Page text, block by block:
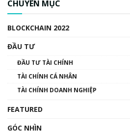
00:02:14
Nhìn lại năm 2022:
đến hệ sinh thái tiền
CHUYÊN MỤC
BLOCKCHAIN 2022
ĐẦU TƯ
ĐẦU TƯ TÀI CHÍNH
TÀI CHÍNH CÁ NHÂN
TÀI CHÍNH DOANH NGHIỆP
FEATURED
GÓC NHÌN